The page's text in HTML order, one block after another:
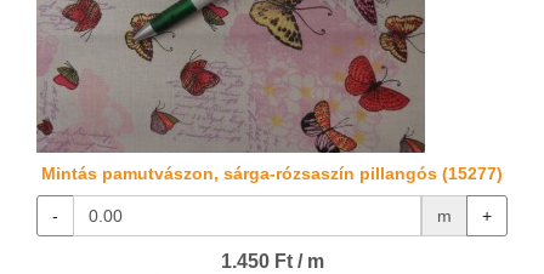
Mintás pamutvászon, sárga-rózsaszín pillangós (15277)
- m +
1.450 Ft / m